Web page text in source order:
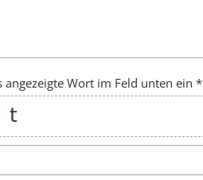
Wort im Feld unten ein *